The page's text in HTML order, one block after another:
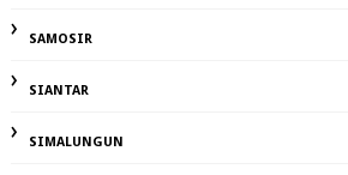
SAMOSIR
SIANTAR
SIMALUNGUN